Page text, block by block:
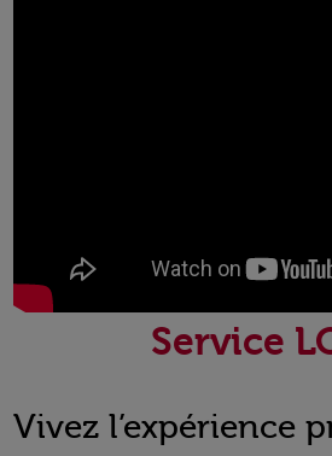
Service
Vivez l’expérience